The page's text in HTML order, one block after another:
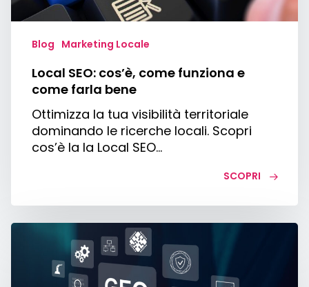
Blog Marketing Locale
Local SEO: cos’è, come funziona e
come farla bene
Ottimizza la tua visibilità territoriale
dominando le ricerche locali. Scopri
cos’è la la Local SEO…
SCOPRI
GEO
specialist: